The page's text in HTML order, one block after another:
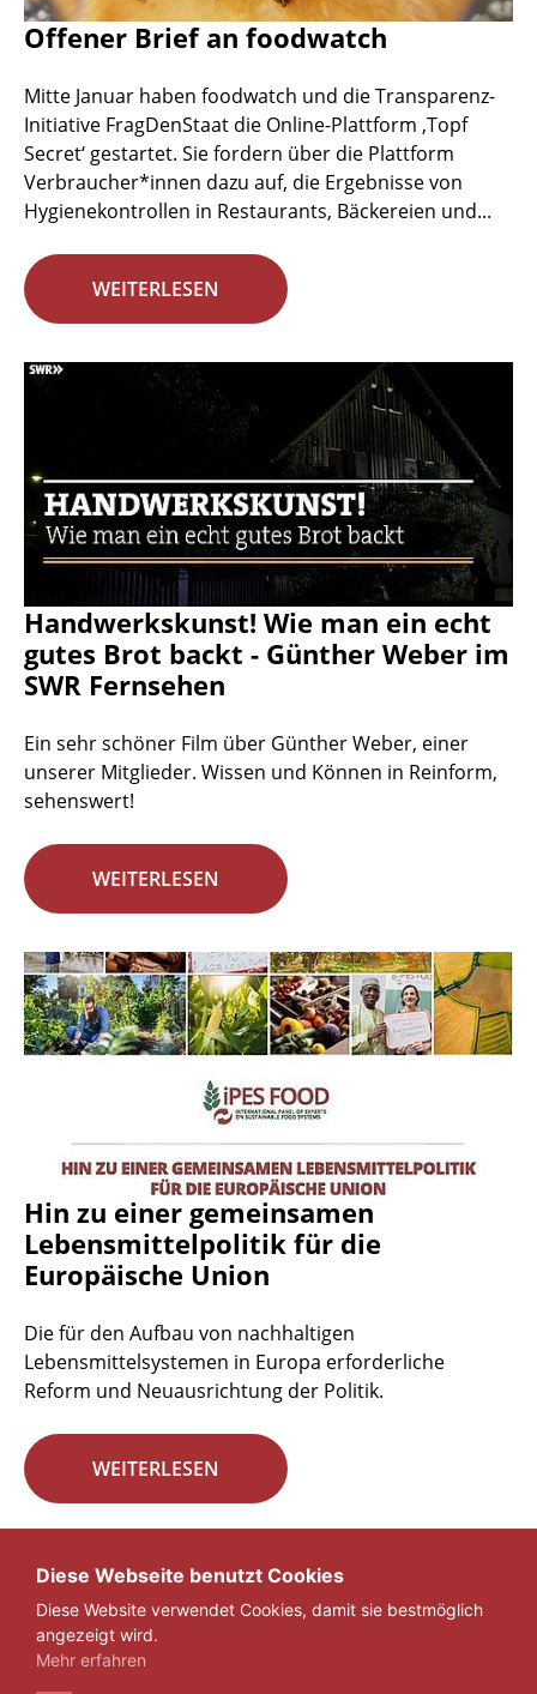
Offener Brief an foodwatch
Mitte Januar haben foodwatch und die Transparenz-
Initiative FragDenStaat die Online-Plattform ‚Topf
Secret‘ gestartet. Sie fordern über die Plattform
Verbraucher*innen dazu auf, die Ergebnisse von
Hygienekontrollen in Restaurants, Bäckereien und...
WEITERLESEN
Handwerkskunst! Wie man ein echt
gutes Brot backt - Günther Weber im
SWR Fernsehen
Ein sehr schöner Film über Günther Weber, einer
unserer Mitglieder. Wissen und Können in Reinform,
sehenswert!
WEITERLESEN
Hin zu einer gemeinsamen
Lebensmittelpolitik für die
Europäische Union
Die für den Aufbau von nachhaltigen
Lebensmittelsystemen in Europa erforderliche
Reform und Neuausrichtung der Politik.
WEITERLESEN
« 1 ... 27 28 29
Diese Webseite benutzt Cookies
Diese Website verwendet Cookies, damit sie bestmöglich
angezeigt wird.
Mehr erfahren